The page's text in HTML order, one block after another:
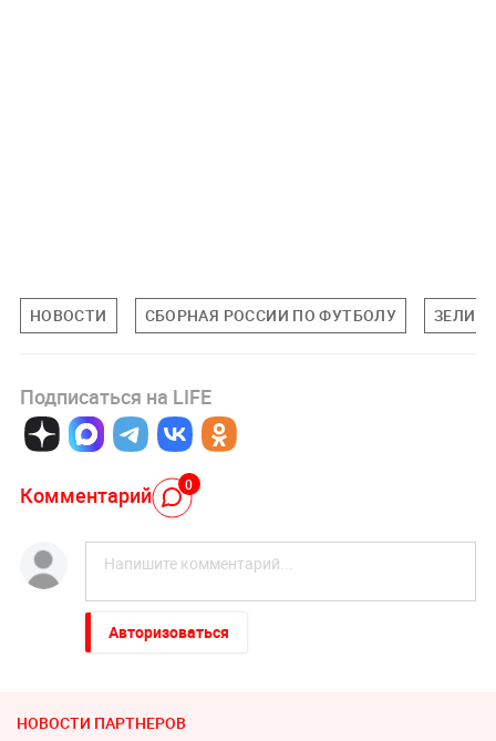
НОВОСТИ СБОРНАЯ РОССИИ ПО ФУТБОЛУ
Подписаться на LIFE
Комментарий 0
Авторизоваться
НОВОСТИ ПАРТНЕРОВ